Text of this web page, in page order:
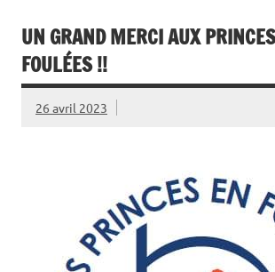
UN GRAND MERCI AUX
FOULÉES !!
26 avril 2023